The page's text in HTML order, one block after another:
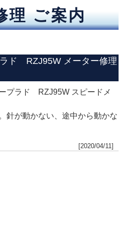
理 ご案内
ド RZJ95W メーター修理
プラド RZJ95W スピードメ
針が動かない、途中から動かな
[2020/04/11]